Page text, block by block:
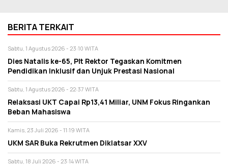
BERITA TERKAIT
Sabtu, 1 Agustus 2026 - 23:10 WITA
Dies Natalis ke-65, Plt Rektor Tegaskan Komitmen
Pendidikan Inklusif dan Unjuk Prestasi Nasional
Sabtu, 1 Agustus 2026 - 22:37 WITA
Relaksasi UKT Capai Rp13,41 Miliar, UNM Fokus Ringankan
Beban Mahasiswa
Kamis, 23 Juli 2026 - 11:19 WITA
UKM SAR Buka Rekrutmen Diklatsar XXV
Sabtu, 18 Juli 2026 - 23:14 WITA